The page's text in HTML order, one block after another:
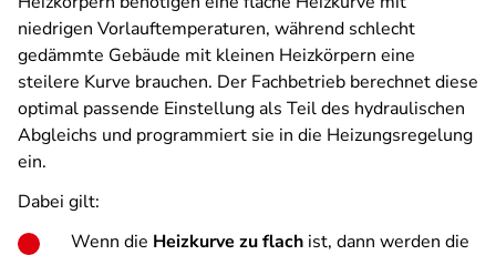
niedrigen Vorlauftemperaturen, während schlecht
gedämmte Gebäude mit kleinen Heizkörpern eine
steilere Kurve brauchen. Der Fachbetrieb berechnet diese
optimal passende Einstellung als Teil des hydraulischen
Abgleichs und programmiert sie in die Heizungsregelung
ein.
Dabei gilt:
Wenn die Heizkurve zu flach ist, dann werden die